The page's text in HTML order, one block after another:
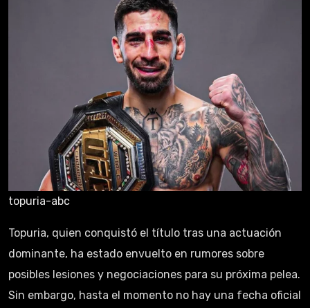
topuria-abc
Topuria, quien conquistó el título tras una actuación
dominante, ha estado envuelto en rumores sobre
posibles lesiones y negociaciones para su próxima pelea.
Sin embargo, hasta el momento no hay una fecha oficial